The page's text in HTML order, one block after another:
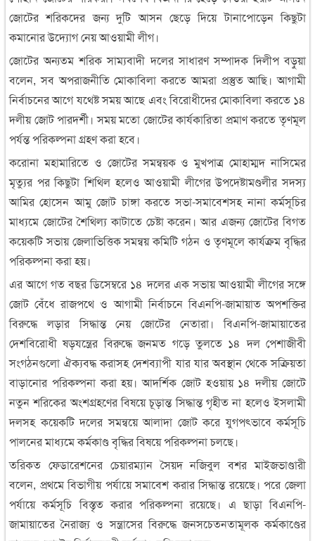
জোটের শরিকদের জন্য দুটি আসন ছেড়ে দিয়ে টানাপোড়েন কিছুটা
কমানোর উদ্যোগ নেয় আওয়ামী লীগ।
জোটের অন্যতম শরিক সাম্যবাদী দলের সাধারণ সম্পাদক দিলীপ বড়ুয়া
বলেন, সব অপরাজনীতি মোকাবিলা করতে আমরা প্রস্তুত আছি। আগামী
নির্বাচনের আগে যথেষ্ট সময় আছে এবং বিরোধীদের মোকাবিলা করতে ১৪
দলীয় জোট পারদর্শী। সময় মতো জোটের কার্যকারিতা প্রমাণ করতে তৃণমূল
পর্যন্ত পরিকল্পনা গ্রহণ করা হবে।
করোনা মহামারিতে ও জোটের সমন্বয়ক ও মুখপাত্র মোহাম্মদ নাসিমের
মৃত্যুর পর কিছুটা শিথিল হলেও আওয়ামী লীগের উপদেষ্টামণ্ডলীর সদস্য
আমির হোসেন আমু জোট চাঙ্গা করতে সভা-সমাবেশসহ নানা কর্মসূচির
মাধ্যমে জোটের শৈথিল্য কাটাতে চেষ্টা করেন। আর এজন্য জোটের বিগত
কয়েকটি সভায় জেলাভিত্তিক সমন্বয় কমিটি গঠন ও তৃণমূলে কার্যক্রম বৃদ্ধির
পরিকল্পনা করা হয়।
এর আগে গত বছর ডিসেম্বরে ১৪ দলের এক সভায় আওয়ামী লীগের সঙ্গে
জোট বেঁধে রাজপথে ও আগামী নির্বাচনে বিএনপি-জামায়াত অপশক্তির
বিরুদ্ধে লড়ার সিদ্ধান্ত নেয় জোটের নেতারা। বিএনপি-জামায়াতের
দেশবিরোধী ষড়যন্ত্রের বিরুদ্ধে জনমত গড়ে তুলতে ১৪ দল পেশাজীবী
সংগঠনগুলো ঐক্যবদ্ধ করাসহ দেশব্যাপী যার যার অবস্থান থেকে সক্রিয়তা
বাড়ানোর পরিকল্পনা করা হয়। আদর্শিক জোট হওয়ায় ১৪ দলীয় জোটে
নতুন শরিকের অংশগ্রহণের বিষয়ে চূড়ান্ত সিদ্ধান্ত গৃহীত না হলেও ইসলামী
দলসহ কয়েকটি দলের সমন্বয়ে আলাদা জোট করে যুগপৎভাবে কর্মসূচি
পালনের মাধ্যমে কর্মকাণ্ড বৃদ্ধির বিষয়ে পরিকল্পনা চলছে।
তরিকত ফেডারেশনের চেয়ারম্যান সৈয়দ নজিবুল বশর মাইজভাণ্ডারী
বলেন, প্রথমে বিভাগীয় পর্যায়ে সমাবেশ করার সিদ্ধান্ত রয়েছে। পরে জেলা
পর্যায়ে কর্মসূচি বিস্তৃত করার পরিকল্পনা রয়েছে। এ ছাড়া বিএনপি-
জামায়াতের নৈরাজ্য ও সন্ত্রাসের বিরুদ্ধে জনসচেতনতামূলক কর্মকাণ্ডের